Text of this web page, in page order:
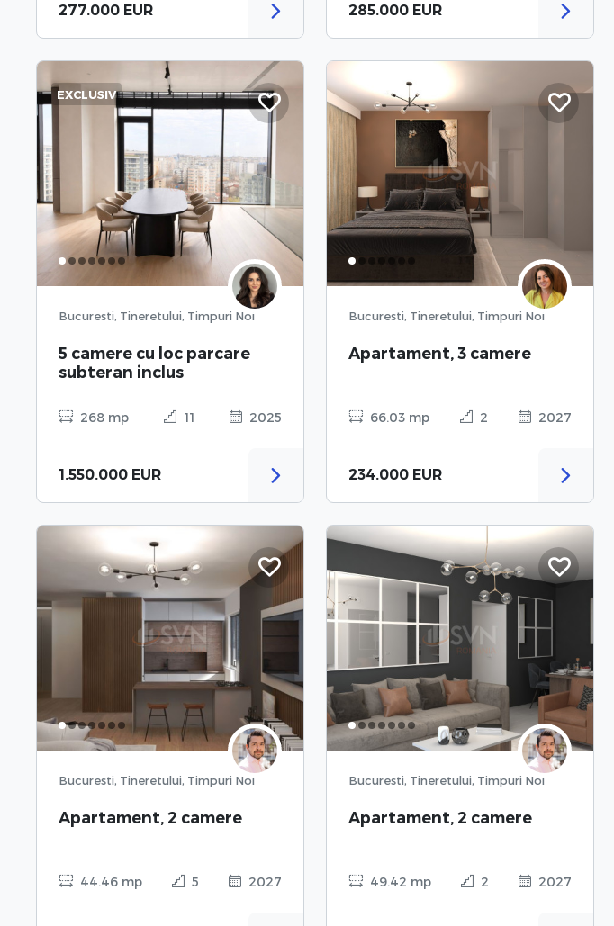
277.000 EUR 285.000 EUR
EXCLUSIV
Bucuresti, Tineretului, Timpuri Noi
5 camere cu loc parcare
subteran inclus
268 mp 11 2025
1.550.000 EUR
Bucuresti, Tineretului, Timpuri Noi
Apartament, 3 camere
66.03 mp 2 2027
234.000 EUR
Bucuresti, Tineretului, Timpuri Noi
Apartament, 2 camere
44.46 mp 5 2027
Bucuresti, Tineretului, Timpuri Noi
Apartament, 2 camere
49.42 mp 2 2027